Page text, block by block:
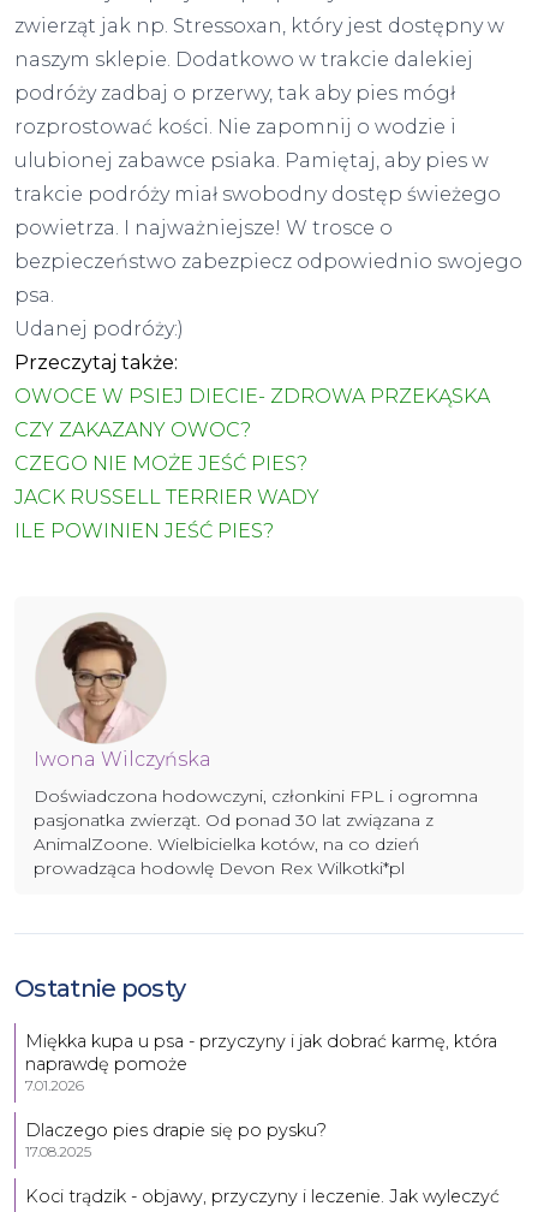
zwierząt jak np. Stressoxan, który jest dostępny w
naszym sklepie. Dodatkowo w trakcie dalekiej
podróży zadbaj o przerwy, tak aby pies mógł
rozprostować kości. Nie zapomnij o wodzie i
ulubionej zabawce psiaka. Pamiętaj, aby pies w
trakcie podróży miał swobodny dostęp świeżego
powietrza. I najważniejsze! W trosce o
bezpieczeństwo zabezpiecz odpowiednio swojego
psa.
Udanej podróży:)
Przeczytaj także:
OWOCE W PSIEJ DIECIE- ZDROWA PRZEKĄSKA
CZY ZAKAZANY OWOC?
CZEGO NIE MOŻE JEŚĆ PIES?
JACK RUSSELL TERRIER WADY
ILE POWINIEN JEŚĆ PIES?
Iwona Wilczyńska
Doświadczona hodowczyni, członkini FPL i ogromna
pasjonatka zwierząt. Od ponad 30 lat związana z
AnimalZoone. Wielbicielka kotów, na co dzień
prowadząca hodowlę Devon Rex Wilkotki*pl
Ostatnie posty
Miękka kupa u psa - przyczyny i jak dobrać karmę, która
naprawdę pomoże
7.01.2026
Dlaczego pies drapie się po pysku?
17.08.2025
Koci trądzik - objawy, przyczyny i leczenie. Jak wyleczyć